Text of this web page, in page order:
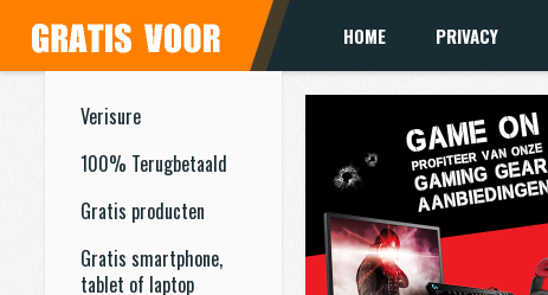
HOME PRIVACY
Verisure
100% Terugbetaald
Gratis producten
Gratis smartphone,
tablet of laptop